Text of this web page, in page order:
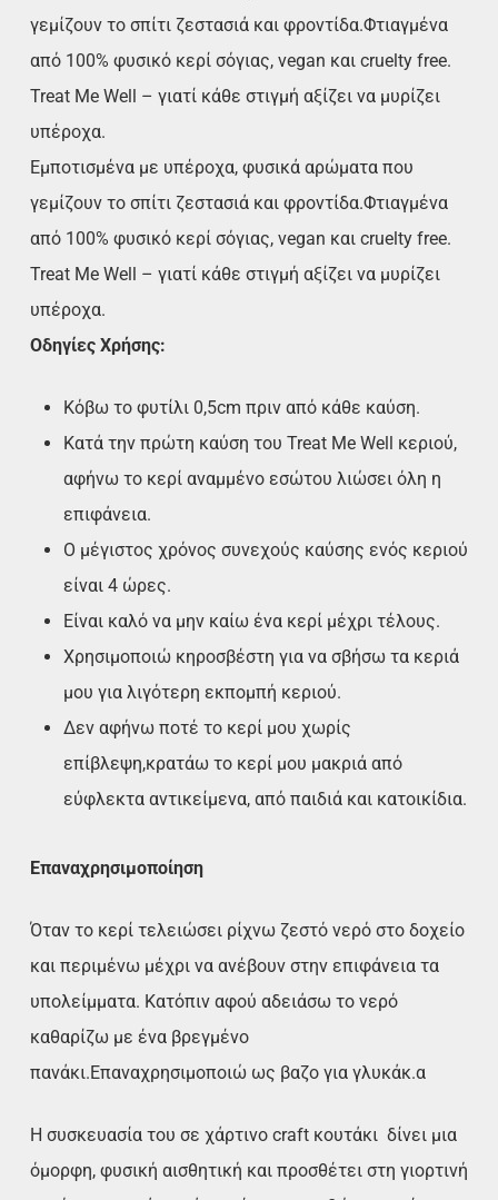
γεμίζουν το σπίτι ζεστασιά και φροντίδα.Φτιαγμένα
από 100% φυσικό κερί σόγιας, vegan και cruelty free.
Treat Me Well – γιατί κάθε στιγμή αξίζει να μυρίζει
υπέροχα.
Εμποτισμένα με υπέροχα, φυσικά αρώματα που
γεμίζουν το σπίτι ζεστασιά και φροντίδα.Φτιαγμένα
από 100% φυσικό κερί σόγιας, vegan και cruelty free.
Treat Me Well – γιατί κάθε στιγμή αξίζει να μυρίζει
υπέροχα.
Οδηγίες Χρήσης:
Κόβω το φυτίλι 0,5cm πριν από κάθε καύση.
Κατά την πρώτη καύση του Treat Me Well κεριού,
αφήνω το κερί αναμμένο εσώτου λιώσει όλη η
επιφάνεια.
Ο μέγιστος χρόνος συνεχούς καύσης ενός κεριού
είναι 4 ώρες.
Είναι καλό να μην καίω ένα κερί μέχρι τέλους.
Χρησιμοποιώ κηροσβέστη για να σβήσω τα κεριά
μου για λιγότερη εκπομπή κεριού.
Δεν αφήνω ποτέ το κερί μου χωρίς
επίβλεψη,κρατάω το κερί μου μακριά από
εύφλεκτα αντικείμενα, από παιδιά και κατοικίδια.
Επαναχρησιμοποίηση
Όταν το κερί τελειώσει ρίχνω ζεστό νερό στο δοχείο
και περιμένω μέχρι να ανέβουν στην επιφάνεια τα
υπολείμματα. Κατόπιν αφού αδειάσω το νερό
καθαρίζω με ένα βρεγμένο
πανάκι.Επαναχρησιμοποιώ ως βαζο για γλυκάκ.α
Η συσκευασία του σε χάρτινο craft κουτάκι δίνει μια
όμορφη, φυσική αισθητική και προσθέτει στη γιορτινή